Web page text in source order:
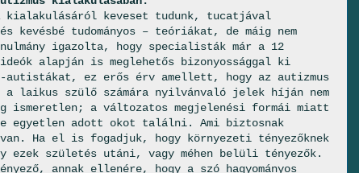
keveset tudunk, tucatjával
kevésbé tudományos – teóriákat, de máig nem
igazolta, hogy specialisták már a 12
alapján is meglehetős bizonyossággal ki
ez erős érv amellett, hogy az autizmus
a laikus szülő számára nyilvánvaló jelek híján nem
ismeretlen; a változatos megjelenési formái miatt
e egyetlen adott okot találni. Ami biztosnak
Ha el is fogadjuk, hogy környezeti tényezőknek
ezek születés utáni, vagy méhen belüli tényezők.
annak ellenére, hogy a szó hagyományos